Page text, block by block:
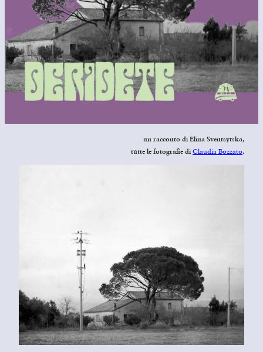
un racconto di Elina Sventsytska,
tutte le fotografie di Claudia Bozzato.